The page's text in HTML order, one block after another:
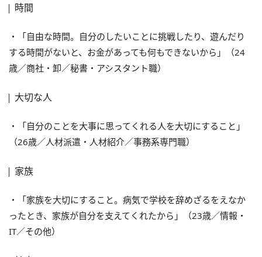
時間
・「自由な時間。自分のしたいことに挑戦したり、遊んだり
する時間がないと、お金があっても何もできないから」（24
歳／商社・卸／秘書・アシスタント職）
大切な人
・「自分のことを大事に思ってくれる人を大切にすること」
（26歳／人材派遣・人材紹介／事務系専門職）
家族
・「家族を大切にすること。病気で学校を辞めざるをえなか
ったとき、家族が自分を支えてくれたから」（23歳／情報・
IT／その他）